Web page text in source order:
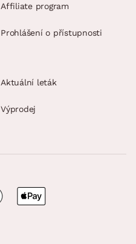
Affiliate program
Prohlášení o přístupnosti
Aktuální leták
Výprodej